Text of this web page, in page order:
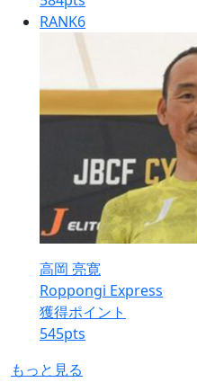
RANK6
高岡 亮寛
Roppongi Express
獲得ポイント
545pts
もっと見る